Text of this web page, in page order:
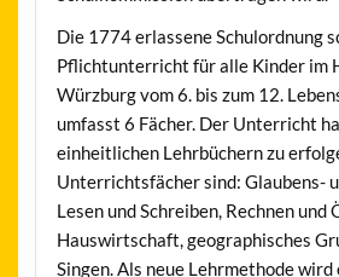
Die 1774 erlassene Schulordnung
Pflichtunterricht für alle Kinder im
Würzburg vom 6. bis zum 12.
umfasst 6 Fächer. Der Unterricht
einheitlichen Lehrbüchern zu
Unterrichtsfächer sind: Glaubens-
Lesen und Schreiben, Rechnen und
Hauswirtschaft, geographisches
Singen. Als neue Lehrmethode wird